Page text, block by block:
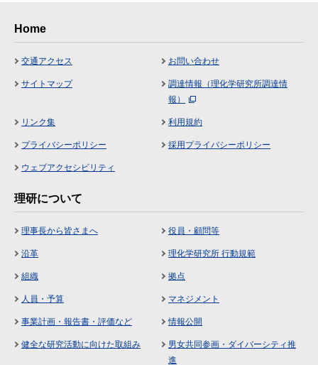
Home
交通アクセス お問い合わせ
サイトマップ
調達情報（理化学研究所調達情
報）
リンク集 利用規約
プライバシーポリシー 採用プライバシーポリシー
ウェブアクセシビリティ
理研について
理事長から皆さまへ 役員・顧問等
沿革 理化学研究所 行動規範
組織 拠点
人員・予算 マネジメント
事業計画・報告書・評価など 情報公開
健全な研究活動に向けた取組み
男女共同参画・ダイバーシティ推
進